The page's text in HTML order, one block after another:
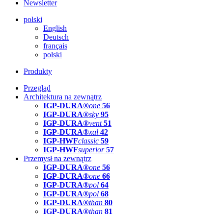
Newsletter
polski
English
Deutsch
français
polski
Produkty
Przegląd
Architektura na zewnątrz
IGP-DURA®one 56
IGP-DURA®sky 95
IGP-DURA®vent 51
IGP-DURA®xal 42
IGP-HWFclassic 59
IGP-HWFsuperior 57
Przemysł na zewnątrz
IGP-DURA®one 56
IGP-DURA®one 66
IGP-DURA®pol 64
IGP-DURA®pol 68
IGP-DURA®than 80
IGP-DURA®than 81